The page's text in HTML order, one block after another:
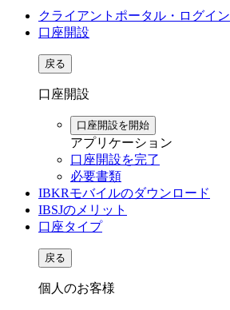
クライアントポータル・ログイン
口座開設
戻る
口座開設
口座開設を開始
アプリケーション
口座開設を完了
必要書類
IBKRモバイルのダウンロード
IBSJのメリット
口座タイプ
戻る
個人のお客様